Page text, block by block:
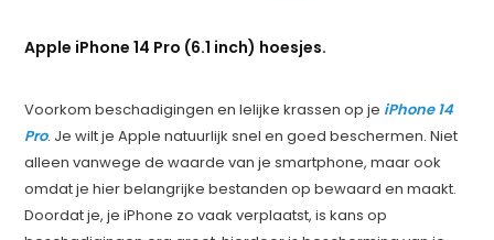
Apple iPhone 14 Pro (6.1 inch) hoesjes.
Voorkom beschadigingen en lelijke krassen op je iPhone 14
Pro. Je wilt je Apple natuurlijk snel en goed beschermen. Niet
alleen vanwege de waarde van je smartphone, maar ook
omdat je hier belangrijke bestanden op bewaard en maakt.
Doordat je, je iPhone zo vaak verplaatst, is kans op